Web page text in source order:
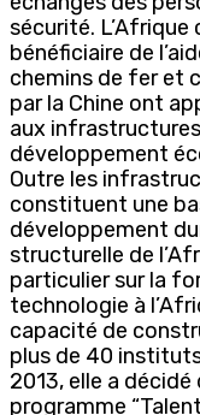
sécurité.
bénéficiaire de
chemins de fer et
par la Chine ont
aux
développement
Outre les
constituent une
développement
structurelle de
particulier sur la
technologie à
capacité de
plus de 40
2013, elle a
programme